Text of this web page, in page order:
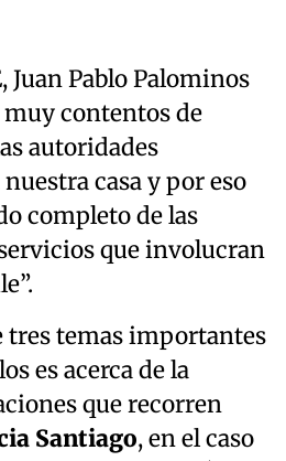
Juan Pablo Palominos
muy contentos de
autoridades
casa y por eso
completo de las
que involucran
tres temas importantes
es acerca de la
que recorren
Santiago, en el caso